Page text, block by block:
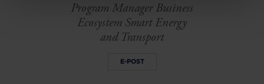
Program Manager Business
Ecosystem Smart Energy
and Transport
E-POST